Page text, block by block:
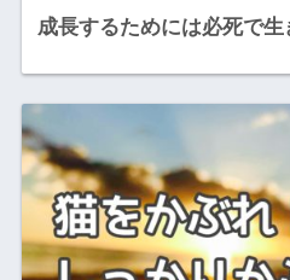
成長するためには必死で